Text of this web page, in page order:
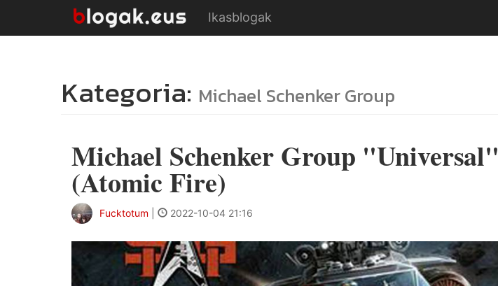
Ikasblogak
Kategoria: Michael Schenker Group
Michael Schenker Group "Universal"
(Atomic Fire)
Fucktotum 2022-10-04 21:16